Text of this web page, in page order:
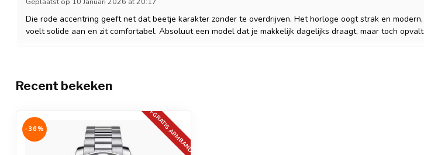
Extra
Die rode accentring geeft net dat beetje karakter zonder te overdrijven. Het horloge oogt strak en modern,
voelt solide aan en zit comfortabel. Absoluut een model dat je makkelijk dagelijks draagt, maar toch opvalt
Recent bekeken
+GRATIS ARMBAND
-36%